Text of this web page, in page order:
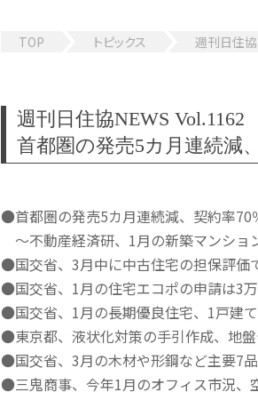
TOP トピックス 週刊日住
週刊日住協NEWS Vol.1162
首都圏の発売5カ月連続減
●首都圏の発売5カ月連続減、契約率70
～不動産経済研、1月の新築マンショ
●国交省、3月中に中古住宅の担保評価
●国交省、1月の住宅エコポの申請は3
●国交省、1月の長期優良住宅、1戸建
●東京都、液状化対策の手引作成、地
●国交省、3月の木材や形鋼など主要7
●三鬼商事、今年1月のオフィス市況、